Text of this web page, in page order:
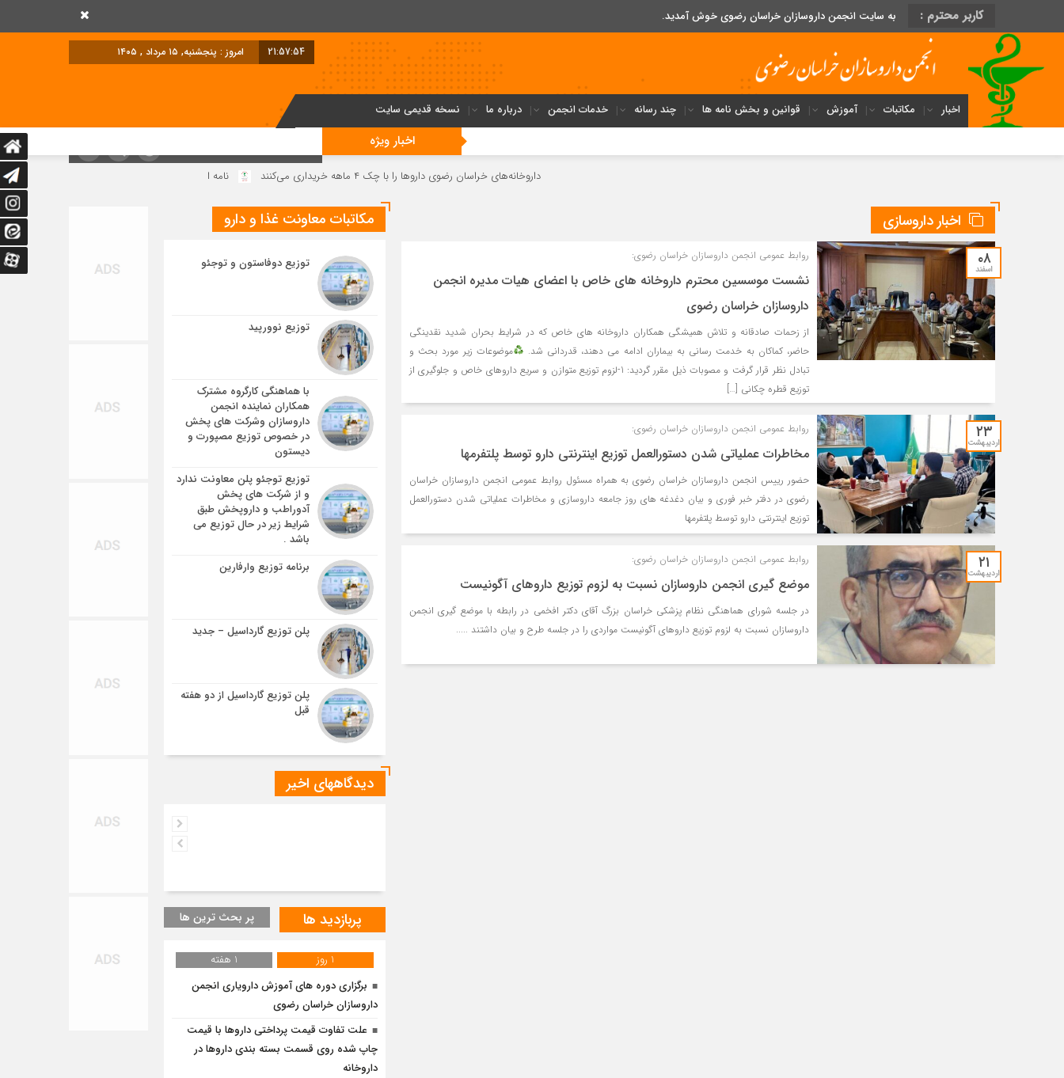
کاربر محترم : به سایت انجمن داروسازان خراسان رضوی خوش آمدید.
21:57:54 امروز : پنجشنبه, ۱۵ مرداد , ۱۴۰۵
اخبار مکاتبات آموزش قوانین و بخش نامه ها چند رسانه خدمات انجمن درباره ما نسخه قدیمی سایت
اخبار ویژه
داروخانه‌های خراسان رضوی داروها را با چک ۴ ماهه خریداری می‌کنند نامه انجمن داروسازان به پزشکیان؛دو پیشنهاد روی میز رئیس جمهوری
اخبار داروسازی
۰۸
اسفند
روابط عمومی انجمن داروسازان خراسان رضوی:
نشست موسسین محترم داروخانه های خاص با اعضای هیات مدیره انجمن
داروسازان خراسان رضوی
از زحمات صادقانه و تلاش همیشگی همکاران داروخانه های خاص که در شرایط بحران شدید نقدینگی
حاضر، کماکان به خدمت رسانی به بیماران ادامه می دهند، قدردانی شد.
موضوعات زیر مورد بحث و
تبادل نظر قرار گرفت و مصوبات ذیل مقرر گردید: 1-لزوم توزیع متوازن و سریع داروهای خاص و جلوگیری از
توزیع قطره چکانی […]
۲۳
اردیبهشت
روابط عمومی انجمن داروسازان خراسان رضوی:
مخاطرات عملیاتی شدن دستورالعمل توزیع اینترنتی دارو توسط پلتفرمها
حضور رییس انجمن داروسازان خراسان رضوی به همراه مسئول روابط عمومی انجمن داروسازان خراسان
رضوی در دفتر خبر فوری و بیان دغدغه های روز جامعه داروسازی و مخاطرات عملیاتی شدن دستورالعمل
توزیع اینترنتی دارو توسط پلتفرمها
۲۱
اردیبهشت
روابط عمومی انجمن داروسازان خراسان رضوی:
موضع ‌گیری انجمن داروسازان نسبت به لزوم توزیع داروهای آگونیست
در جلسه شورای هماهنگی نظام پزشکی خراسان بزرگ آقای دکتر افخمی در رابطه با موضع ‌گیری انجمن
داروسازان نسبت به لزوم توزیع داروهای آگونیست مواردی را در جلسه طرح و بیان داشتند .....
مکاتبات معاونت غذا و دارو
توزیع دوفاستون و توجئو
توزیع نوورپید
با هماهنگی کارگروه مشترک
همکاران نماینده انجمن
داروسازان و‌شرکت های پخش
در خصوص توزیع مصپورت و
دیستون
توزیع توجئو پلن معاونت ندارد
و از شرکت های پخش
آدوراطب و داروپخش طبق
شرایط زیر در حال توزیع می
باشد .
برنامه توزیع وارفارین
پلن توزیع گارداسیل – جدید
پلن توزیع گارداسیل از دو هفته
قبل
دیدگاههای اخیر
پربازدید ها پر بحث ترین ها
1 روز
1 هفته
برگزاری دوره های آموزش دارویاری انجمن
داروسازان خراسان رضوی
علت تفاوت قیمت پرداختی داروها با قیمت
چاپ شده روی قسمت بسته بندی داروها در
داروخانه